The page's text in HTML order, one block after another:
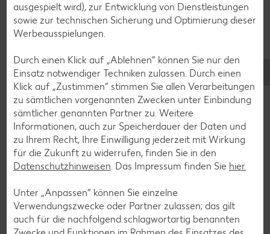
ausgespielt wird), zur Entwicklung von Dienstleistungen
sowie zur technischen Sicherung und Optimierung dieser
Werbeausspielungen.
Durch einen Klick auf „Ablehnen“ können Sie nur den
Einsatz notwendiger Techniken zulassen. Durch einen
Klick auf „Zustimmen“ stimmen Sie allen Verarbeitungen
zu sämtlichen vorgenannten Zwecken unter Einbindung
sämtlicher genannten Partner zu. Weitere
Informationen, auch zur Speicherdauer der Daten und
zu Ihrem Recht, Ihre Einwilligung jederzeit mit Wirkung
für die Zukunft zu widerrufen, finden Sie in den
Datenschutzhinweisen. Das Impressum finden Sie hier.
Unter „Anpassen“ können Sie einzelne
Verwendungszwecke oder Partner zulassen; das gilt
auch für die nachfolgend schlagwortartig benannten